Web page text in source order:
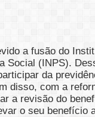
a fusão do
Social (INPS).
da
disso, com a
a revisão do
o seu benefício